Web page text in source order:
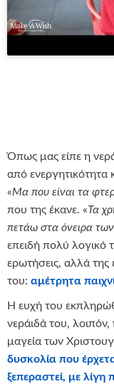
Όπως μας είπε η
από
«Μα που είναι τα
που της έκανε. «Τα
πετάω στα όνειρα
επειδή πολύ λογικό
ερωτήσεις, αλλά της
του: αμέτρητα
Η ευχή του
νεράιδά του,
μαγεία των
δυσκολία που
ξεπεραστεί, με λίγη